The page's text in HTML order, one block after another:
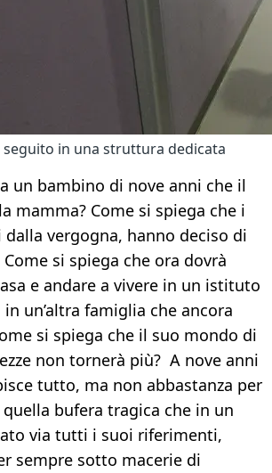
in una struttura dedicata
un bambino di nove anni che il
mamma? Come si spiega che i
vergogna, hanno deciso di
si spiega che ora dovrà
e andare a vivere in un istituto
un’altra famiglia che ancora
si spiega che il suo mondo di
non tornerà più? A nove anni
tutto, ma non abbastanza per
bufera tragica che in un
via tutti i suoi riferimenti,
sempre sotto macerie di